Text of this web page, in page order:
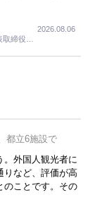
締役社
2026.08.06
都立6施設で
。外国人観光者に
りなど、評価が高
のことです。その
れば、日本人に